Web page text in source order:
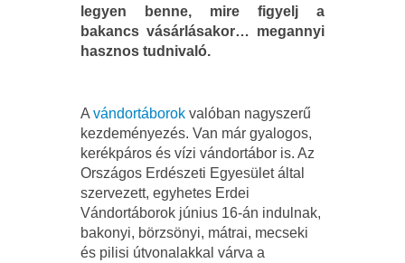
legyen benne, mire figyelj a
bakancs vásárlásakor… megannyi
hasznos tudnivaló.
A vándortáborok valóban nagyszerű
kezdeményezés. Van már gyalogos,
kerékpáros és vízi vándortábor is. Az
Országos Erdészeti Egyesület által
szervezett, egyhetes Erdei
Vándortáborok június 16-án indulnak,
bakonyi, börzsönyi, mátrai, mecseki
és pilisi útvonalakkal várva a